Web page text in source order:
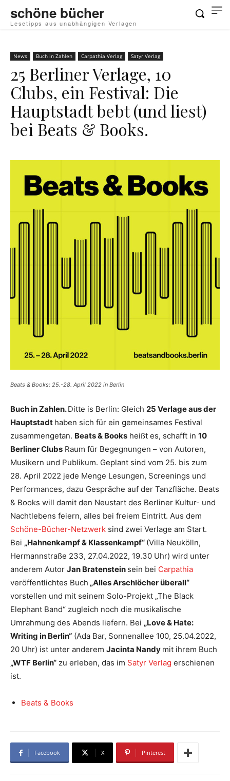
schöne bücher
Lesetipps aus unabhängigen Verlagen
News Buch in Zahlen Carpathia Verlag Satyr Verlag
25 Berliner Verlage, 10
Clubs, ein Festival: Die
Hauptstadt bebt (und liest)
bei Beats & Books.
Beats & Books: 25.-28. April 2022 in Berlin
Buch in Zahlen.Ditte is Berlin: Gleich 25 Verlage aus der
Hauptstadt haben sich für ein gemeinsames Festival
zusammengetan. Beats & Books heißt es, schafft in 10
Berliner Clubs Raum für Begegnungen – von Autoren,
Musikern und Publikum. Geplant sind vom 25. bis zum
28. April 2022 jede Menge Lesungen, Screenings und
Performances, dazu Gespräche auf der Tanzfläche. Beats
& Books will damit den Neustart des Berliner Kultur- und
Nachtlebens feiern, alles bei freiem Eintritt. Aus dem
Schöne-Bücher-Netzwerk sind zwei Verlage am Start.
Bei „Hahnenkampf & Klassenkampf“ (Villa Neukölln,
Hermannstraße 233, 27.04.2022, 19.30 Uhr) wird unter
anderem Autor Jan Bratenstein sein bei Carpathia
veröffentlichtes Buch „Alles Arschlöcher überall“
vorstellen und mit seinem Solo-Projekt „The Black
Elephant Band“ zugleich noch die musikalische
Umrahmung des Abends liefern. Bei „Love & Hate:
Writing in Berlin“ (Ada Bar, Sonnenallee 100, 25.04.2022,
20 Uhr) ist unter anderem Jacinta Nandy mit ihrem Buch
„WTF Berlin“ zu erleben, das im Satyr Verlag erschienen
ist.
Beats & Books
Facebook X Pinterest